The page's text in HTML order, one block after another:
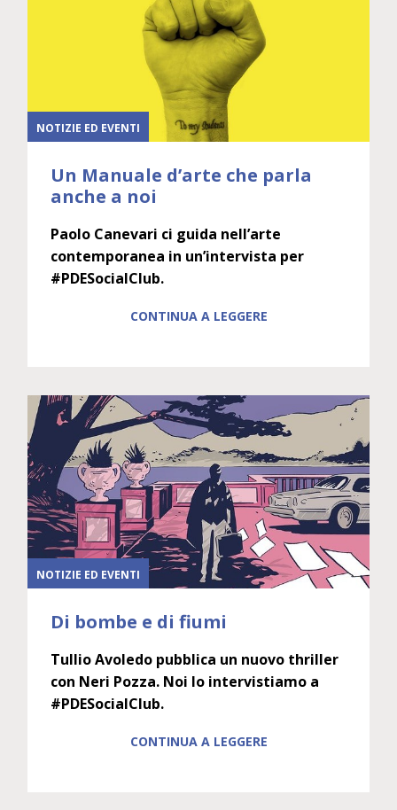
NOTIZIE ED EVENTI
Un Manuale d’arte che parla
anche a noi
Paolo Canevari ci guida nell’arte
contemporanea in un’intervista per
#PDESocialClub.
CONTINUA A LEGGERE
NOTIZIE ED EVENTI
Di bombe e di fiumi
Tullio Avoledo pubblica un nuovo thriller
con Neri Pozza. Noi lo intervistiamo a
#PDESocialClub.
CONTINUA A LEGGERE